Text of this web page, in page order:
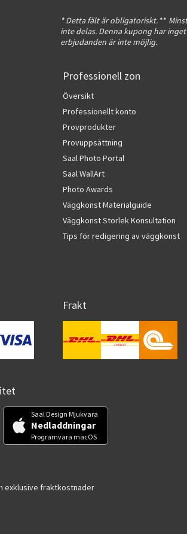
* Detta fält är obligatoriskt. **
inte delas. Denna kupong har
erbjudanden är inte möjlig.
Professionell zon
Översikt
Professionellt konto
Provprodukter
Provuppsättning
Saal Photo Portal
Saal WallArt
Photo Awards
Väggkonst Materialguide
Väggkonst Storlek Konsultation
Tips för redigering av väggkonst
Frakt
Saal Design Mjukvara
Nedladdningar
Programvara macOS
exklusive fraktkostnader